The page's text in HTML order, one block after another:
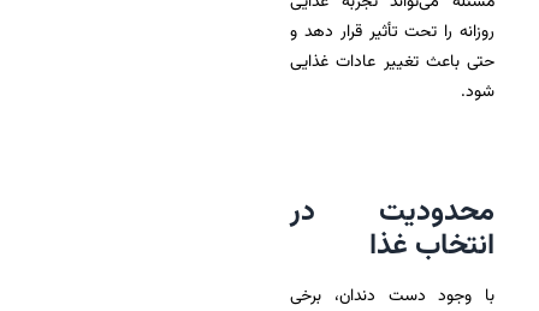
روزانه را تحت تأثیر قرار دهد و
حتی باعث تغییر عادات غذایی
شود.
محدودیت در
انتخاب غذا
با وجود دست دندان، برخی